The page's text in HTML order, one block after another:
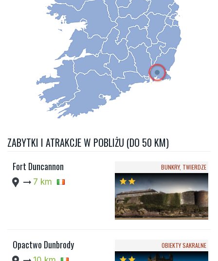
ZABYTKI I ATRAKCJE W POBLIŻU (DO 50 KM)
Fort Duncannon
location_pin arrow_right_alt 7 km
BUNKRY, TWIERDZE
starstar
Opactwo Dunbrody OBIEKTY SAKRALNE